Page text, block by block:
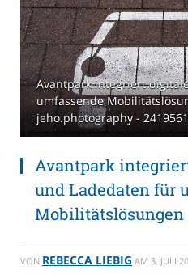
Avantpark integriert
umfassende
jeho.photography -
Avantpark
und Ladedaten für
Mobilitätslösungen
VON REBECCA LIEBIG AM 3. JULI